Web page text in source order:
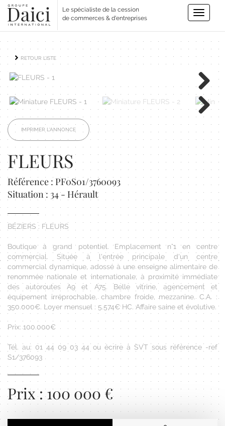
Le spécialiste de la cession
de commerces & d'entreprises
Toggle
RETOUR LISTE
Next
Next
IMPRIMER L'ANNONCE
FLEURS
Référence : PF0S01/3760093
Situation : 34 - Hérault
BÉZIERS : FLEURS
Boutique à grand potentiel. Emplacement n°1 en centre
commercial. Située à l'entrée principale d'un centre
commercial dynamique, adossé à une enseigne alimentaire de
renommée nationale et internationale, à proximité immédiate
des autoroutes A9 et A75. Belle vitrine, agencement et
équipement irréprochable, chambre froide, mezzanine. C.A. :
350.000€. Loyer mensuel : 5.574€ HC. Affaire saine et évolutive.
Prix: 100.000€
Tél. au: 01 44 09 03 44 ou écrire à SVT sous référence -ref
S1/376093
Prix : 100 000 €